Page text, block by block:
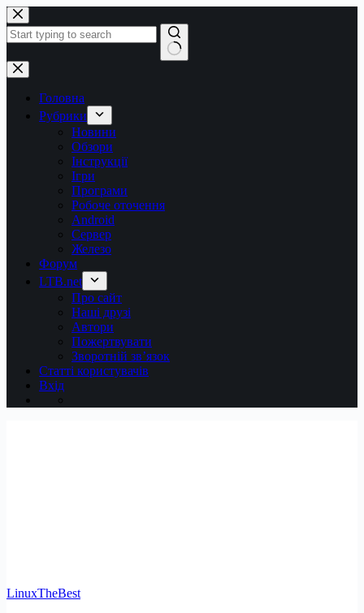
Перейти
до
вмісту
Немає
результатів
Головна
Рубрики
Новини
Обзори
Інструкції
Ігри
Програми
Робоче оточення
Android
Сервер
Железо
Форум
LTB.net
Про сайт
Наші друзі
Автори
Пожертвувати
Зворотній зв’язок
Статті користувачів
Вхід
LinuxTheBest